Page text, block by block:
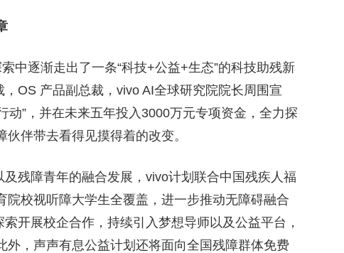
中逐渐走出了一条“科技+公益+生态”的科技助残新
OS 产品副总裁，vivo AI全球研究院院长周围宣
动”，并在未来五年投入3000万元专项资金，全力探
伴带去看得见摸得着的改变。
残障青年的融合发展，vivo计划联合中国残疾人福
校视听障大学生全覆盖，进一步推动无障碍融合
开展校企合作，持续引入梦想导师以及公益平台，
，声声有息公益计划还将面向全国残障群体免费